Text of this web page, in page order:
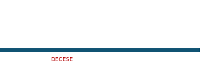
DECESE